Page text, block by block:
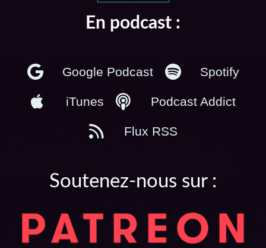
En podcast :
Google Podcast Spotify
iTunes Podcast Addict
Flux RSS
Soutenez-nous sur :